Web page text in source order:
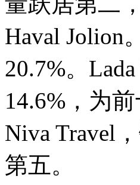
Haval Jolion
20.7%。
14.6%，为
Niva Travel
第五。